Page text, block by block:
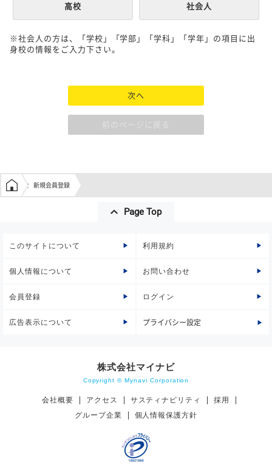
高校 社会人
※社会人の方は、「学校」「学部」「学科」「学年」の項目に出
身校の情報をご入力下さい。
次へ
前のページに戻る
学生の窓口トップ
新規会員登録
Page Top
このサイトについて 利用規約
個人情報について お問い合わせ
会員登録 ログイン
広告表示について プライバシー設定
株式会社マイナビ
Copyright © Mynavi Corporation
会社概要 アクセス サスティナビリティ
採用
グループ企業
個人情報保護方針